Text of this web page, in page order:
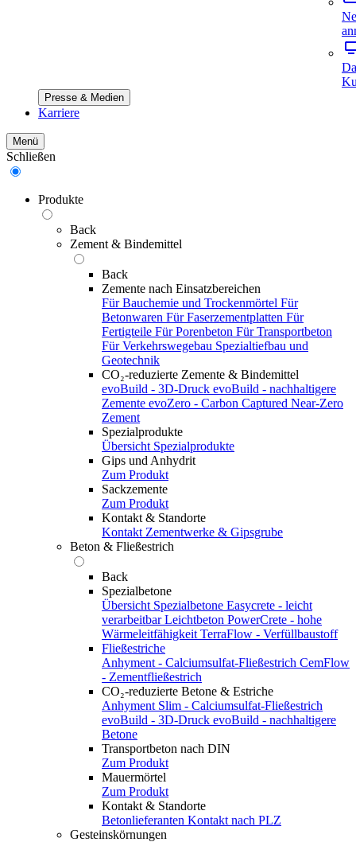
Presse & Medien
Karriere
Menü
Schließen
Produkte
Back
Zement & Bindemittel
Back
Zemente nach Einsatzbereichen
Für Bauchemie und Trockenmörtel Für
Betonwaren Für Faserzementplatten Für
Fertigteile Für Porenbeton Für Transportbeton
Für Verkehrswegebau Spezialtiefbau und
Geotechnik
CO₂-reduzierte Zemente & Bindemittel
evoBuild - 3D-Druck evoBuild - nachhaltigere
Zemente evoZero - Carbon Captured Near-Zero
Zement
Spezialprodukte
Übersicht Spezialprodukte
Gips und Anhydrit
Zum Produkt
Sackzemente
Zum Produkt
Kontakt & Standorte
Kontakt Zementwerke & Gipsgrube
Beton & Fließestrich
Back
Spezialbetone
Übersicht Spezialbetone Easycrete - leicht
verarbeitbar Leichtbeton PowerCrete - hohe
Wärmeleitfähigkeit TerraFlow - Verfüllbaustoff
Fließestriche
Anhyment - Calciumsulfat-Fließestrich CemFlow
- Zementfließestrich
CO₂-reduzierte Betone & Estriche
Anhyment Slim - Calciumsulfat-Fließestrich
evoBuild - 3D-Druck evoBuild - nachhaltigere
Betone
Transportbeton nach DIN
Zum Produkt
Mauermörtel
Zum Produkt
Kontakt & Standorte
Betonlieferanten Kontakt nach PLZ
Gesteinskörnungen